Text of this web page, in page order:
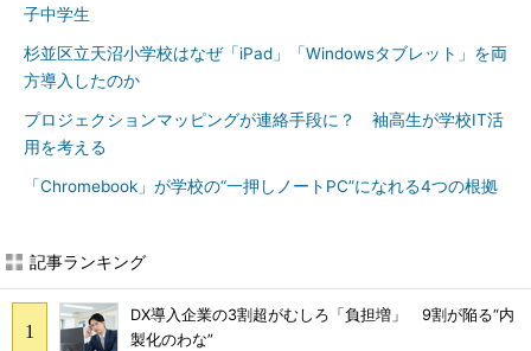
子中学生
杉並区立天沼小学校はなぜ「iPad」「Windowsタブレット」を両
方導入したのか
プロジェクションマッピングが連絡手段に？ 袖高生が学校IT活
用を考える
「Chromebook」が学校の“一押しノートPC”になれる4つの根拠
記事ランキング
DX導入企業の3割超がむしろ「負担増」 9割が陥る“内
製化のわな”